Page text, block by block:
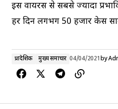
इस वायरस से सबसे ज्यादा
हर दिन लगभग 50 हजार केस
प्रादेशिक मुख्य समाचार 04/04/2021by